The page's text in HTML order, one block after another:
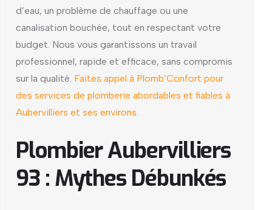
d’eau, un problème de chauffage ou une
canalisation bouchée, tout en respectant votre
budget. Nous vous garantissons un travail
professionnel, rapide et efficace, sans compromis
sur la qualité. Faites appel à Plomb’Confort pour
des services de plomberie abordables et fiables à
Aubervilliers et ses environs.
Plombier Aubervilliers
93 : Mythes Débunkés